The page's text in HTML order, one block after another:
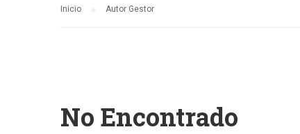
Inicio Autor Gestor
No Encontrado